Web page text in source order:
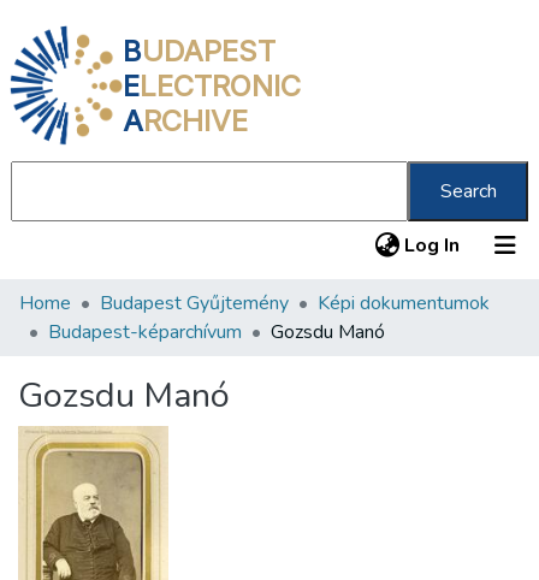
BUDAPEST
ELECTRONIC
ARCHIVE
Search
Log In (current)
Communities & Collections
Statistics
About us
Home Budapest Gyűjtemény
Képi dokumentumok
Budapest-képarchívum
Gozsdu Manó
Gozsdu Manó